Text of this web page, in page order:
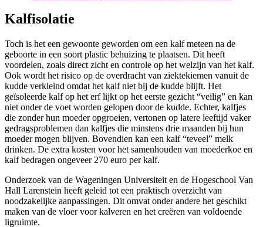
Kalfisolatie
Toch is het een gewoonte geworden om een kalf meteen na de
geboorte in een soort plastic behuizing te plaatsen. Dit heeft
voordelen, zoals direct zicht en controle op het welzijn van het kalf.
Ook wordt het risico op de overdracht van ziektekiemen vanuit de
kudde verkleind omdat het kalf niet bij de kudde blijft. Het
geïsoleerde kalf op het erf lijkt op het eerste gezicht “veilig” en kan
niet onder de voet worden gelopen door de kudde. Echter, kalfjes
die zonder hun moeder opgroeien, vertonen op latere leeftijd vaker
gedragsproblemen dan kalfjes die minstens drie maanden bij hun
moeder mogen blijven. Bovendien kan een kalf “teveel” melk
drinken. De extra kosten voor het samenhouden van moederkoe en
kalf bedragen ongeveer 270 euro per kalf.
Onderzoek van de Wageningen Universiteit en de Hogeschool Van
Hall Larenstein heeft geleid tot een praktisch overzicht van
noodzakelijke aanpassingen. Dit omvat onder andere het geschikt
maken van de vloer voor kalveren en het creëren van voldoende
ligruimte.